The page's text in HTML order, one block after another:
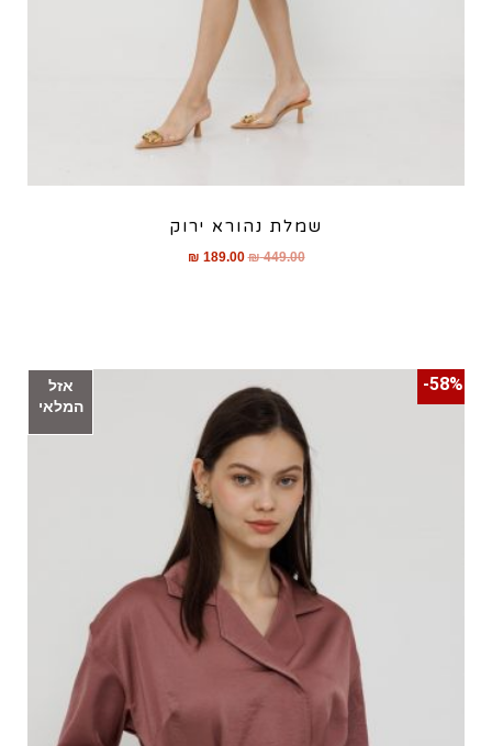
שמלת נהורא ירוק
₪449.00
₪ 189.00
אזל
המלאי
58%-